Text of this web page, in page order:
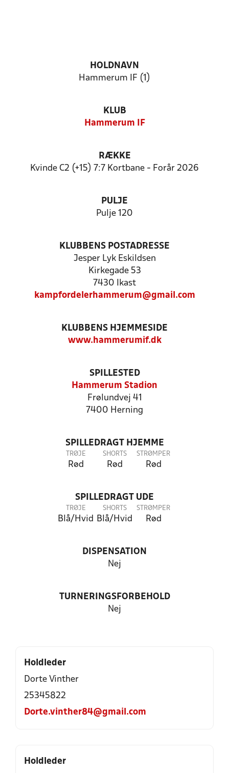
HOLDNAVN
Hammerum IF (1)
KLUB
Hammerum IF
RÆKKE
Kvinde C2 (+15) 7:7 Kortbane - Forår 2026
PULJE
Pulje 120
KLUBBENS POSTADRESSE
Jesper Lyk Eskildsen
Kirkegade 53
7430 Ikast
kampfordelerhammerum@gmail.com
KLUBBENS HJEMMESIDE
www.hammerumif.dk
SPILLESTED
Hammerum Stadion
Frølundvej 41
7400 Herning
SPILLEDRAGT HJEMME
TRØJE
Rød
SHORTS
Rød
STRØMPER
Rød
SPILLEDRAGT UDE
TRØJE
Blå/Hvid
SHORTS
Blå/Hvid
STRØMPER
Rød
DISPENSATION
Nej
TURNERINGSFORBEHOLD
Nej
Holdleder
Dorte Vinther
25345822
Dorte.vinther84@gmail.com
Holdleder